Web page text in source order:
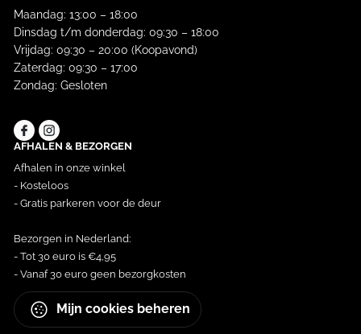
Maandag: 13:00 – 18:00
Dinsdag t/m donderdag: 09:30 – 18:00
Vrijdag: 09:30 – 20:00 (Koopavond)
Zaterdag: 09:30 – 17:00
Zondag: Gesloten
AFHALEN & BEZORGEN
Afhalen in onze winkel
- Kosteloos
- Gratis parkeren voor de deur
Bezorgen in Nederland:
- Tot 30 euro is €4,95
- Vanaf 30 euro geen bezorgkosten
Mijn cookies beheren